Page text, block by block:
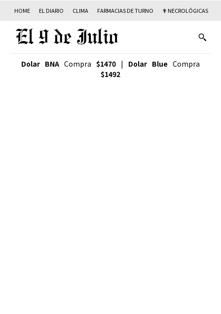
HOME EL DIARIO CLIMA FARMACIAS DE TURNO ✟ NECROLÓGICAS
Dolar BNA Compra $1470 | Dolar Blue Compra
$1492